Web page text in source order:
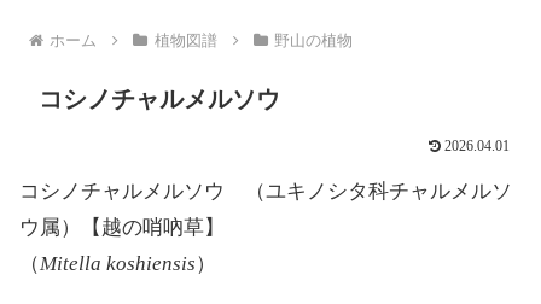
ホーム 植物図譜 野山の植物
コシノチャルメルソウ
2026.04.01
コシノチャルメルソウ （ユキノシタ科チャルメルソ
ウ属）【越の哨吶草】
（Mitella koshiensis）